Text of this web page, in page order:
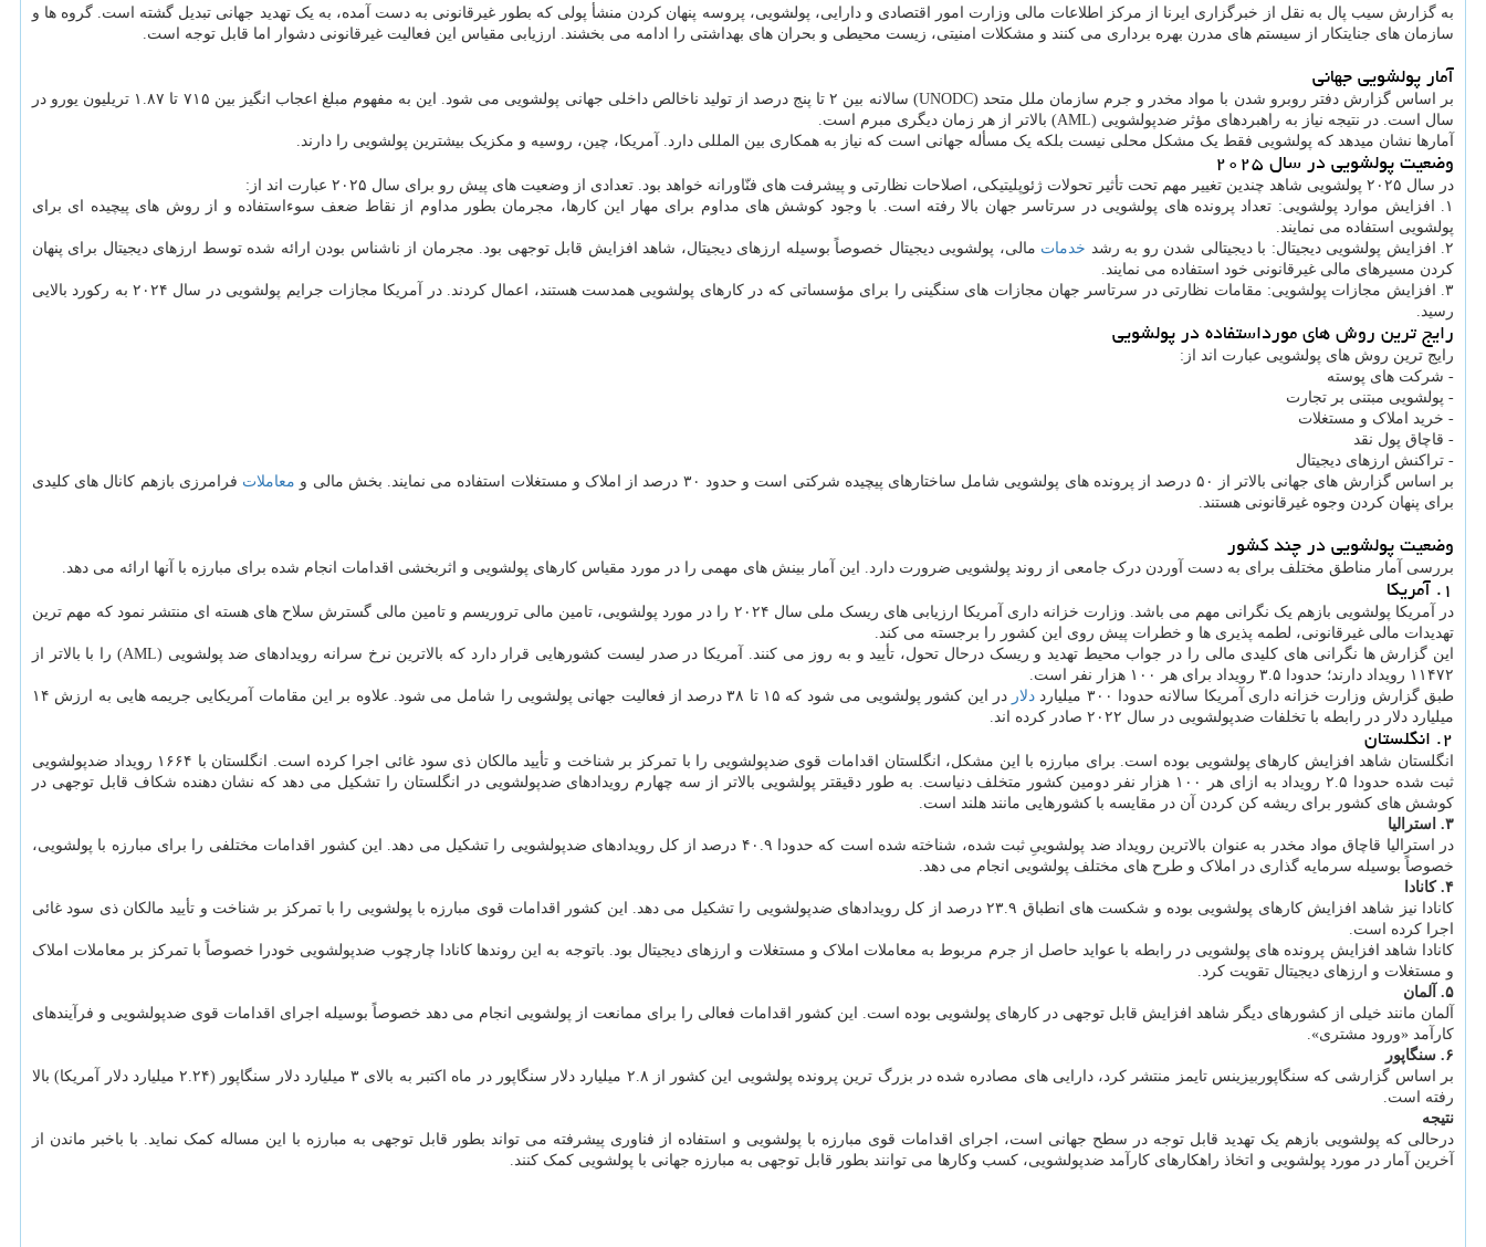
به گزارش سیب پال به نقل از خبرگزاری ایرنا از مرکز اطلاعات مالی وزارت امور اقتصادی و دارایی، پولشویی، پروسه پنهان کردن منشأ پولی که بطور غیرقانونی به دست آمده، به یک تهدید جهانی تبدیل گشته است. گروه ها و
سازمان های جنایتکار از سیستم های مدرن بهره برداری می کنند و مشکلات امنیتی، زیست محیطی و بحران های بهداشتی را ادامه می بخشند. ارزیابی مقیاس این فعالیت غیرقانونی دشوار اما قابل توجه است.
آمار پولشویی جهانی
بر اساس گزارش دفتر روبرو شدن با مواد مخدر و جرم سازمان ملل متحد (UNODC) سالانه بین ۲ تا پنج درصد از تولید ناخالص داخلی جهانی پولشویی می شود. این به مفهوم مبلغ اعجاب انگیز بین ۷۱۵ تا ۱.۸۷ تریلیون یورو در
سال است. در نتیجه نیاز به راهبردهای مؤثر ضدپولشویی (AML) بالاتر از هر زمان دیگری مبرم است.
آمارها نشان میدهد که پولشویی فقط یک مشکل محلی نیست بلکه یک مسأله جهانی است که نیاز به همکاری بین المللی دارد. آمریکا، چین، روسیه و مکزیک بیشترین پولشویی را دارند.
وضعیت پولشویی در سال ۲۰۲۵
در سال ۲۰۲۵ پولشویی شاهد چندین تغییر مهم تحت تأثیر تحولات ژئوپلیتیکی، اصلاحات نظارتی و پیشرفت های فنّاورانه خواهد بود. تعدادی از وضعیت های پیش رو برای سال ۲۰۲۵ عبارت اند از:
۱. افزایش موارد پولشویی: تعداد پرونده های پولشویی در سرتاسر جهان بالا رفته است. با وجود کوشش های مداوم برای مهار این کارها، مجرمان بطور مداوم از نقاط ضعف سوءاستفاده و از روش های پیچیده ای برای
پولشویی استفاده می نمایند.
۲. افزایش پولشویی دیجیتال: با دیجیتالی شدن رو به رشد
خدمات مالی، پولشویی دیجیتال خصوصاً بوسیله ارزهای دیجیتال، شاهد افزایش قابل توجهی بود. مجرمان از ناشناس بودن ارائه شده توسط ارزهای دیجیتال برای پنهان
کردن مسیرهای مالی غیرقانونی خود استفاده می نمایند.
۳. افزایش مجازات پولشویی: مقامات نظارتی در سرتاسر جهان مجازات های سنگینی را برای مؤسساتی که در کارهای پولشویی همدست هستند، اعمال کردند. در آمریکا مجازات جرایم پولشویی در سال ۲۰۲۴ به رکورد بالایی
رسید.
رایج ترین روش های مورداستفاده در پولشویی
رایج ترین روش های پولشویی عبارت اند از:
- شرکت های پوسته
- پولشویی مبتنی بر تجارت
- خرید املاک و مستغلات
- قاچاق پول نقد
- تراکنش ارزهای دیجیتال
بر اساس گزارش های جهانی بالاتر از ۵۰ درصد از پرونده های پولشویی شامل ساختارهای پیچیده شرکتی است و حدود ۳۰ درصد از املاک و مستغلات استفاده می نمایند. بخش مالی و
معاملات فرامرزی بازهم کانال های کلیدی
برای پنهان کردن وجوه غیرقانونی هستند.
وضعیت پولشویی در چند کشور
بررسی آمار مناطق مختلف برای به دست آوردن درک جامعی از روند پولشویی ضرورت دارد. این آمار بینش های مهمی را در مورد مقیاس کارهای پولشویی و اثربخشی اقدامات انجام شده برای مبارزه با آنها ارائه می دهد.
۱. آمریکا
در آمریکا پولشویی بازهم یک نگرانی مهم می باشد. وزارت خزانه داری آمریکا ارزیابی های ریسک ملی سال ۲۰۲۴ را در مورد پولشویی، تامین مالی تروریسم و تامین مالی گسترش سلاح های هسته ای منتشر نمود که مهم ترین
تهدیدات مالی غیرقانونی، لطمه پذیری ها و خطرات پیش روی این کشور را برجسته می کند.
این گزارش ها نگرانی های کلیدی مالی را در جواب محیط تهدید و ریسک درحال تحول، تأیید و به روز می کنند. آمریکا در صدر لیست کشورهایی قرار دارد که بالاترین نرخ سرانه رویدادهای ضد پولشویی (AML) را با بالاتر از
۱۱۴۷۲ رویداد دارند؛ حدودا ۳.۵ رویداد برای هر ۱۰۰ هزار نفر است.
طبق گزارش وزارت خزانه داری آمریکا سالانه حدودا ۳۰۰ میلیارد
دلار
در این کشور پولشویی می شود که ۱۵ تا ۳۸ درصد از فعالیت جهانی پولشویی را شامل می شود. علاوه بر این مقامات آمریکایی جریمه هایی به ارزش ۱۴
میلیارد دلار در رابطه با تخلفات ضدپولشویی در سال ۲۰۲۲ صادر کرده اند.
۲. انگلستان
انگلستان شاهد افزایش کارهای پولشویی بوده است. برای مبارزه با این مشکل، انگلستان اقدامات قوی ضدپولشویی را با تمرکز بر شناخت و تأیید مالکان ذی سود غائی اجرا کرده است. انگلستان با ۱۶۶۴ رویداد ضدپولشویی
ثبت شده حدودا ۲.۵ رویداد به ازای هر ۱۰۰ هزار نفر دومین کشور متخلف دنیاست. به طور دقیقتر پولشویی بالاتر از سه چهارم رویدادهای ضدپولشویی در انگلستان را تشکیل می دهد که نشان دهنده شکاف قابل توجهی در
کوشش های کشور برای ریشه کن کردن آن در مقایسه با کشورهایی مانند هلند است.
۳. استرالیا
در استرالیا قاچاق مواد مخدر به عنوان بالاترین رویداد ضد پولشوییِ ثبت شده، شناخته شده است که حدودا ۴۰.۹ درصد از کل رویدادهای ضدپولشویی را تشکیل می دهد. این کشور اقدامات مختلفی را برای مبارزه با پولشویی،
خصوصاً بوسیله سرمایه گذاری در املاک و طرح های مختلف پولشویی انجام می دهد.
۴. کانادا
کانادا نیز شاهد افزایش کارهای پولشویی بوده و شکست های انطباق ۲۳.۹ درصد از کل رویدادهای ضدپولشویی را تشکیل می دهد. این کشور اقدامات قوی مبارزه با پولشویی را با تمرکز بر شناخت و تأیید مالکان ذی سود غائی
اجرا کرده است.
کانادا شاهد افزایش پرونده های پولشویی در رابطه با عواید حاصل از جرم مربوط به معاملات املاک و مستغلات و ارزهای دیجیتال بود. باتوجه به این روندها کانادا چارچوب ضدپولشویی خودرا خصوصاً با تمرکز بر معاملات املاک
و مستغلات و ارزهای دیجیتال تقویت کرد.
۵. آلمان
آلمان مانند خیلی از کشورهای دیگر شاهد افزایش قابل توجهی در کارهای پولشویی بوده است. این کشور اقدامات فعالی را برای ممانعت از پولشویی انجام می دهد خصوصاً بوسیله اجرای اقدامات قوی ضدپولشویی و فرآیندهای
کارآمد «ورود مشتری».
۶. سنگاپور
بر اساس گزارشی که سنگاپوربیزینس تایمز منتشر کرد، دارایی های مصادره شده در بزرگ ترین پرونده پولشویی این کشور از ۲.۸ میلیارد دلار سنگاپور در ماه اکتبر به بالای ۳ میلیارد دلار سنگاپور (۲.۲۴ میلیارد دلار آمریکا) بالا
رفته است.
نتیجه
درحالی که پولشویی بازهم یک تهدید قابل توجه در سطح جهانی است، اجرای اقدامات قوی مبارزه با پولشویی و استفاده از فناوری پیشرفته می تواند بطور قابل توجهی به مبارزه با این مساله کمک نماید. با باخبر ماندن از
آخرین آمار در مورد پولشویی و اتخاذ راهکارهای کارآمد ضدپولشویی، کسب وکارها می توانند بطور قابل توجهی به مبارزه جهانی با پولشویی کمک کنند.